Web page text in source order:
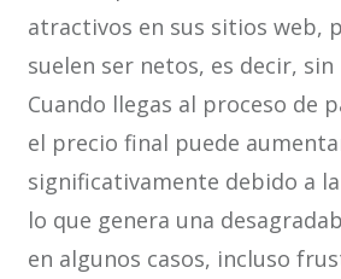
atractivos en sus sitios web,
suelen ser netos, es decir,
Cuando llegas al proceso de
el precio final puede
significativamente debido a
lo que genera una
en algunos casos, incluso